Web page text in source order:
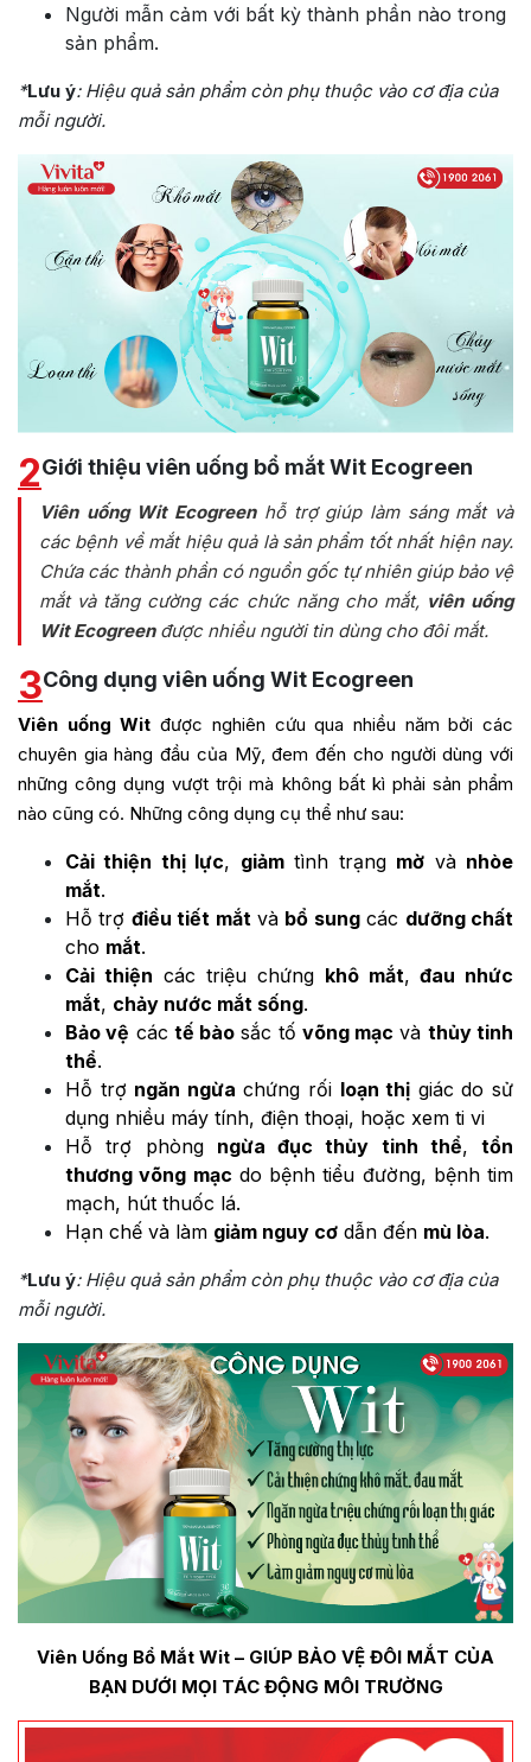
Người mẫn cảm với bất kỳ thành phần nào trong
sản phẩm.
*Lưu ý: Hiệu quả sản phẩm còn phụ thuộc vào cơ địa của
mỗi người.
2Giới thiệu viên uống bổ mắt Wit Ecogreen
Viên uống Wit Ecogreen hỗ trợ giúp làm sáng mắt và
các bệnh về mắt hiệu quả là sản phẩm tốt nhất hiện nay.
Chứa các thành phần có nguồn gốc tự nhiên giúp bảo vệ
mắt và tăng cường các chức năng cho mắt, viên uống
Wit Ecogreen được nhiều người tin dùng cho đôi mắt.
3Công dụng viên uống Wit Ecogreen
Viên uống Wit được nghiên cứu qua nhiều năm bởi các
chuyên gia hàng đầu của Mỹ, đem đến cho người dùng với
những công dụng vượt trội mà không bất kì phải sản phẩm
nào cũng có. Những công dụng cụ thể như sau:
Cải thiện thị lực, giảmtình trạng mờ và nhòe
mắt.
Hỗ trợ điều tiết mắtvà bổ sungcác dưỡng chất
cho mắt.
Cải thiện các triệu chứng khô mắt, đau nhức
mắt, chảy nước mắt sống.
Bảo vệ các tế bào sắc tố võng mạc và thủy tinh
thể.
Hỗ trợ ngăn ngừa chứng rối loạn thị giác do sử
dụng nhiều máy tính, điện thoại, hoặc xem ti vi
Hỗ trợ phòng ngừa đục thủy tinh thể, tổn
thương võng mạc do bệnh tiểu đường, bệnh tim
mạch, hút thuốc lá.
Hạn chế và làm giảm nguy cơ dẫn đến mù lòa.
*Lưu ý: Hiệu quả sản phẩm còn phụ thuộc vào cơ địa của
mỗi người.
Viên Uống Bổ Mắt Wit – GIÚP BẢO VỆ ĐÔI MẮT CỦA
BẠN DƯỚI MỌI TÁC ĐỘNG MÔI TRƯỜNG